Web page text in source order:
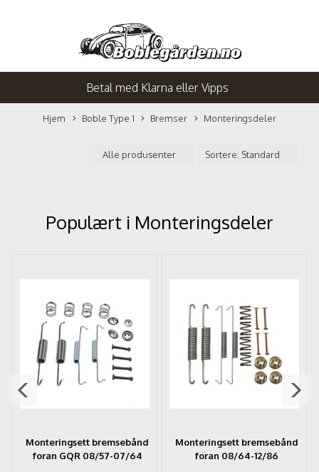
Betal med Klarna eller Vipps
Hjem Boble Type 1 Bremser Monteringsdeler
Populært i Monteringsdeler
Monteringsett bremsebånd
foran GQR 08/57-07/64
Monteringsett bremsebånd
foran 08/64-12/86